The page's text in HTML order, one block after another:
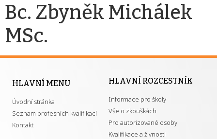
Bc. Zbyněk Michálek
MSc.
HLAVNÍ MENU
Úvodní stránka
Seznam profesních kvalifikací
Kontakt
HLAVNÍ ROZCESTNÍK
Informace pro školy
Vše o zkouškách
Pro autorizované osoby
Kvalifikace a živnosti